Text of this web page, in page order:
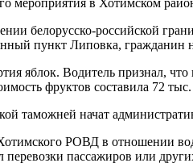
белорусско-российской
пункт Липовка, гражданин
яблок. Водитель признал,
фруктов составила 72
таможней начат
РОВД в отношении
пассажиров или